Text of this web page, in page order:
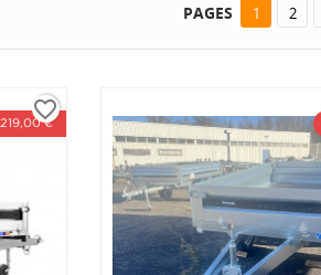
PAGES 1 2
€
favorite_border